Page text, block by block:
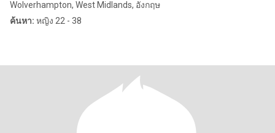
Wolverhampton, West Midlands, อังกฤษ
ค้นหา: หญิง 22 - 38